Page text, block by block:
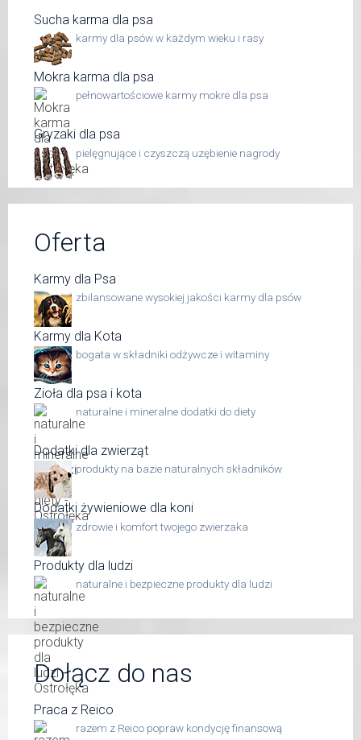
Sucha karma dla psa
karmy dla psów w każdym wieku i rasy
Mokra karma dla psa
pełnowartościowe karmy mokre dla psa
Gryzaki dla psa
pielęgnujące i czyszczą uzębienie nagrody
Oferta
Karmy dla Psa
zbilansowane wysokiej jakości karmy dla psów
Karmy dla Kota
bogata w składniki odżywcze i witaminy
Zioła dla psa i kota
naturalne i mineralne dodatki do diety
Dodatki dla zwierząt
produkty na bazie naturalnych składników
Dodatki żywieniowe dla koni
zdrowie i komfort twojego zwierzaka
Produkty dla ludzi
naturalne i bezpieczne produkty dla ludzi
Dołącz do nas
Praca z Reico
razem z Reico popraw kondycję finansową